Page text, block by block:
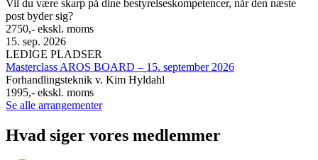
Vil du være skarp på dine bestyrelseskompetencer, når den næste
post byder sig?
2750,- ekskl. moms
15. sep. 2026
LEDIGE PLADSER
Masterclass AROS BOARD – 15. september 2026
Forhandlingsteknik v. Kim Hyldahl
1995,- ekskl. moms
Se alle arrangementer
Hvad siger vores medlemmer